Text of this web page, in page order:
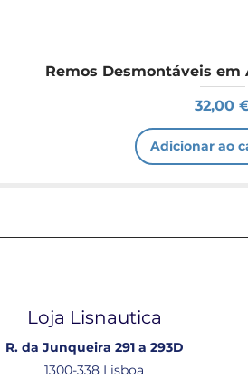
Remos Desmontáveis
Preço
32,00
Adicionar ao
Loja Lisnautica
R. da Junqueira 291 a 293D
1300-338 Lisboa